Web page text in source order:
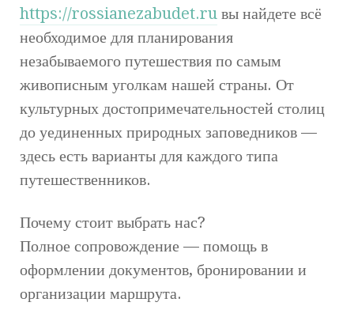
https://rossianezabudet.ru вы найдете всё
необходимое для планирования
незабываемого путешествия по самым
живописным уголкам нашей страны. От
культурных достопримечательностей столиц
до уединенных природных заповедников —
здесь есть варианты для каждого типа
путешественников.
Почему стоит выбрать нас?
Полное сопровождение — помощь в
оформлении документов, бронировании и
организации маршрута.